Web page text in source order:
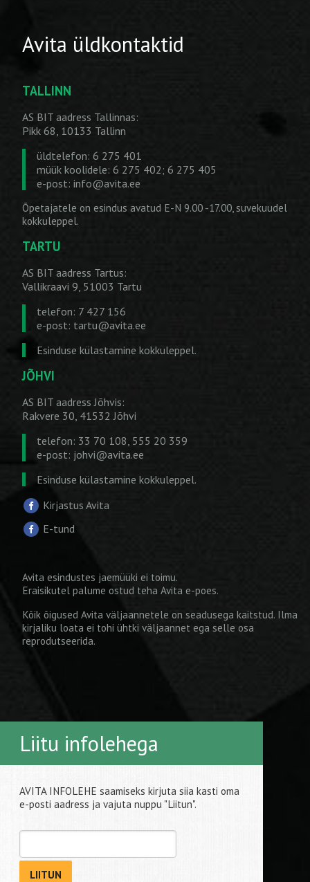
Avita üldkontaktid
TALLINN
AS BIT aadress Tallinnas:
Pikk 68, 10133 Tallinn
üldtelefon: 6 275 401
müük koolidele: 6 275 402; 6 275 405
e-post: info@avita.ee
Õpetajatele on esindus avatud E-N 9.00 -17.00, suvekuudel
kokkuleppel.
TARTU
AS BIT aadress Tartus:
Vallikraavi 9, 51003 Tartu
telefon: 7 427 156
e-post: tartu@avita.ee
Esinduse külastamine kokkuleppel.
JÕHVI
AS BIT aadress Jõhvis:
Rakvere 30, 41532 Jõhvi
telefon: 33 70 108, 555 20 359
e-post: johvi@avita.ee
Esinduse külastamine kokkuleppel.
Kirjastus Avita
E-tund
Avita esindustes jaemüüki ei toimu.
Eraisikutel palume ostud teha Avita e-poes.
Kõik õigused Avita väljaannetele on seadusega kaitstud. Ilma
kirjaliku loata ei tohi ühtki väljaannet ega selle osa
reprodutseerida.
Liitu infolehega
AVITA INFOLEHE saamiseks kirjuta siia kasti oma
e-posti aadress ja vajuta nuppu "Liitun".
LIITUN